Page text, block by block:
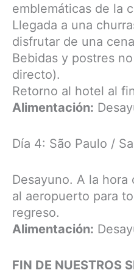
emblemáticas de la
Llegada a una
disfrutar de una
Bebidas y postres
directo).
Retorno al hotel al
Alimentación:
Día 4: São Paulo /
Desayuno. A la
al aeropuerto para
regreso.
Alimentación:
FIN DE NUESTROS